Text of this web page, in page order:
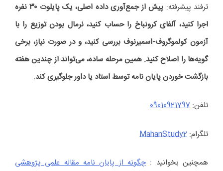
ترفند پیشرفته:
پیش از جمع‌آوری داده اصلی، یک پایلوت ۳۰ نفره
اجرا کنید، آلفای کرونباخ را حساب کنید، نرمال بودن توزیع را با
آزمون کولموگروف-اسمیرنوف بررسی کنید، و در صورت نیاز، برخی
گویه‌ها را اصلاح کنید. همین مرحله ساده، می‌تواند از چندین هفته
بازگشت خوردن پایان نامه توسط استاد یا داور جلوگیری کند.
تلفن: 09010921797
تلگرام: MahanStudy2
همچنین بخوانید : چگونه از پایان نامه مقاله علمی پژوهشی